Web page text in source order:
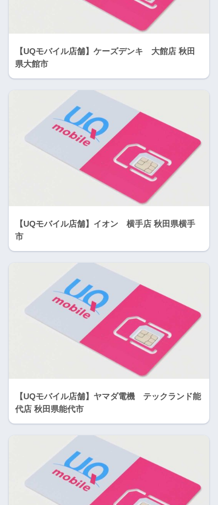
【UQモバイル店舗】ケーズデンキ 大館店 秋田
県大館市
【UQモバイル店舗】イオン 横手店 秋田県横手
市
【UQモバイル店舗】ヤマダ電機 テックランド能
代店 秋田県能代市